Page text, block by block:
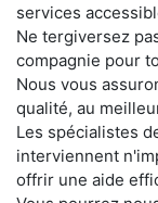
services
Ne tergiversez
compagnie pour
Nous vous
qualité, au
Les spécialistes
interviennent
offrir une aide